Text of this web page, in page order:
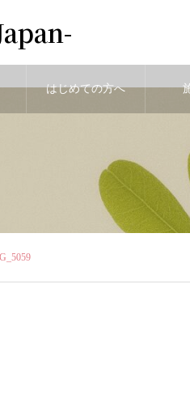
はじめての方へ
/home/tetelaa/tetela-hari.com/